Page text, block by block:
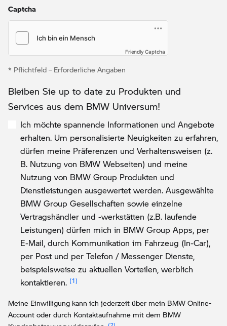
Captcha
Friendly Captcha
* Pflichtfeld – Erforderliche Angaben
Bleiben Sie up to date zu Produkten und
Services aus dem BMW Universum!
Ich möchte spannende Informationen und Angebote
erhalten. Um personalisierte Neuigkeiten zu erfahren,
dürfen meine Präferenzen und Verhaltensweisen (z.
B. Nutzung von BMW Webseiten) und meine
Nutzung von BMW Group Produkten und
Dienstleistungen ausgewertet werden. Ausgewählte
BMW Group Gesellschaften sowie einzelne
Vertragshändler und -werkstätten (z.B. laufende
Leistungen) dürfen mich in BMW Group Apps, per
E-Mail, durch Kommunikation im Fahrzeug (In-Car),
per Post und per Telefon / Messenger Dienste,
beispielsweise zu aktuellen Vorteilen, werblich
kontaktieren. Link zur Fußnote: Einwilligung zur
Meine Einwilligung kann ich jederzeit über mein BMW Online-
Account oder durch Kontaktaufnahme mit dem BMW